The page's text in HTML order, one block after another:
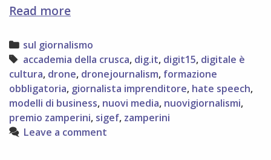
Read moreritorna
non
perdetevelo!
Categories
sul giornalismo
Tags
accademia della crusca, dig.it, digit15, digitale è
cultura, drone, dronejournalism, formazione
obbligatoria, giornalista imprenditore, hate speech,
modelli di business, nuovi media, nuovigiornalismi,
premio zamperini, sigef, zamperini
Leave a comment